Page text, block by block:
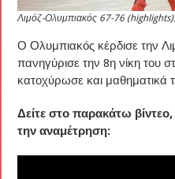
Λιμόζ-Ολυμπιακός 67-76 (highlights).
Ο Ολυμπιακός κέρδισε την
πανηγύρισε την 8η νίκη του
κατοχύρωσε και μαθηματικά
Δείτε στο παρακάτω
την αναμέτρηση: